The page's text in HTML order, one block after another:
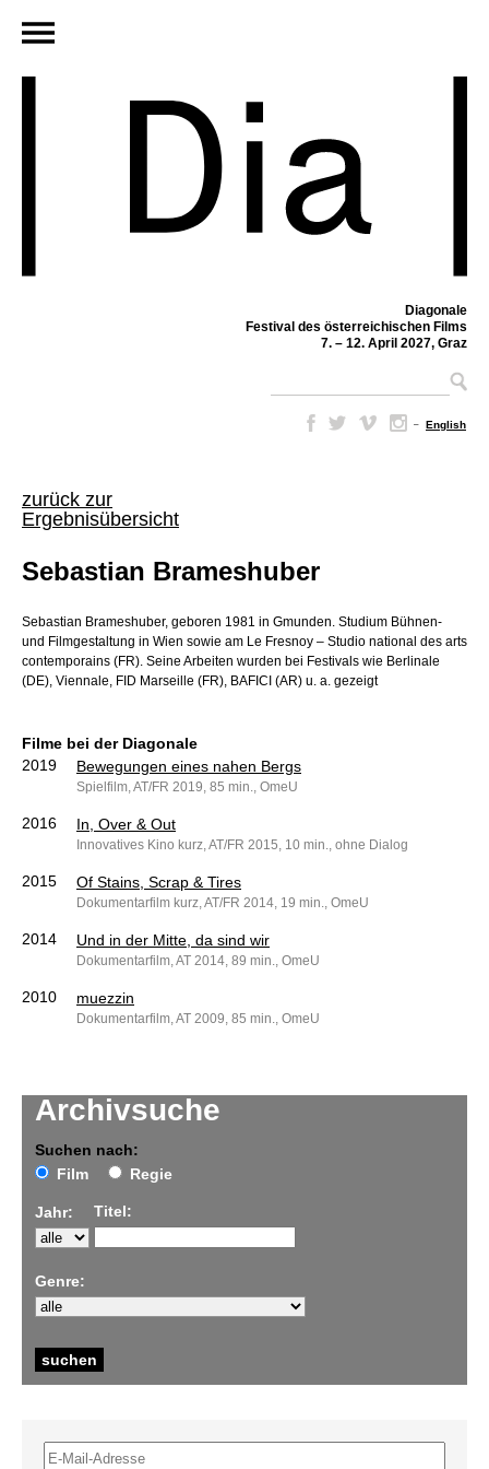
Diagonale
Festival des österreichischen Films
7. – 12. April 2027, Graz
– English
zurück zur
Ergebnisübersicht
Archivsuche
Suchen nach:
Film
Regie
Jahr: Titel:
Genre:
Sebastian Brameshuber
Sebastian Brameshuber, geboren 1981 in Gmunden. Studium Bühnen-
und Filmgestaltung in Wien sowie am Le Fresnoy – Studio national des arts
contemporains (FR). Seine Arbeiten wurden bei Festivals wie Berlinale
(DE), Viennale, FID Marseille (FR), BAFICI (AR) u. a. gezeigt
Filme bei der Diagonale
2019
Bewegungen eines nahen Bergs
Spielfilm, AT/FR 2019, 85 min., OmeU
2016 In, Over & Out
Innovatives Kino kurz, AT/FR 2015, 10 min., ohne Dialog
2015 Of Stains, Scrap & Tires
Dokumentarfilm kurz, AT/FR 2014, 19 min., OmeU
2014 Und in der Mitte, da sind wir
Dokumentarfilm, AT 2014, 89 min., OmeU
2010 muezzin
Dokumentarfilm, AT 2009, 85 min., OmeU